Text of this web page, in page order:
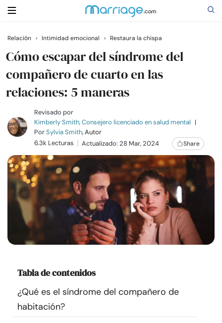
Buscar
Casarse
Relaciones
Familia
Ayuda
Cursos
Recursos
Encuentra un terapeuta
Idioma ES
Relación › Intimidad emocional › Restaura la chispa
Cómo escapar del síndrome del
compañero de cuarto en las
relaciones: 5 maneras
Revisado por
Kimberly Smith, Consejero licenciado en salud mental |
PorSylvia Smith, Autor
6.3k Lecturas
Actualizado: 28 Mar, 2024 Share
Tabla de contenidos
¿Qué es el síndrome del compañero de
habitación?